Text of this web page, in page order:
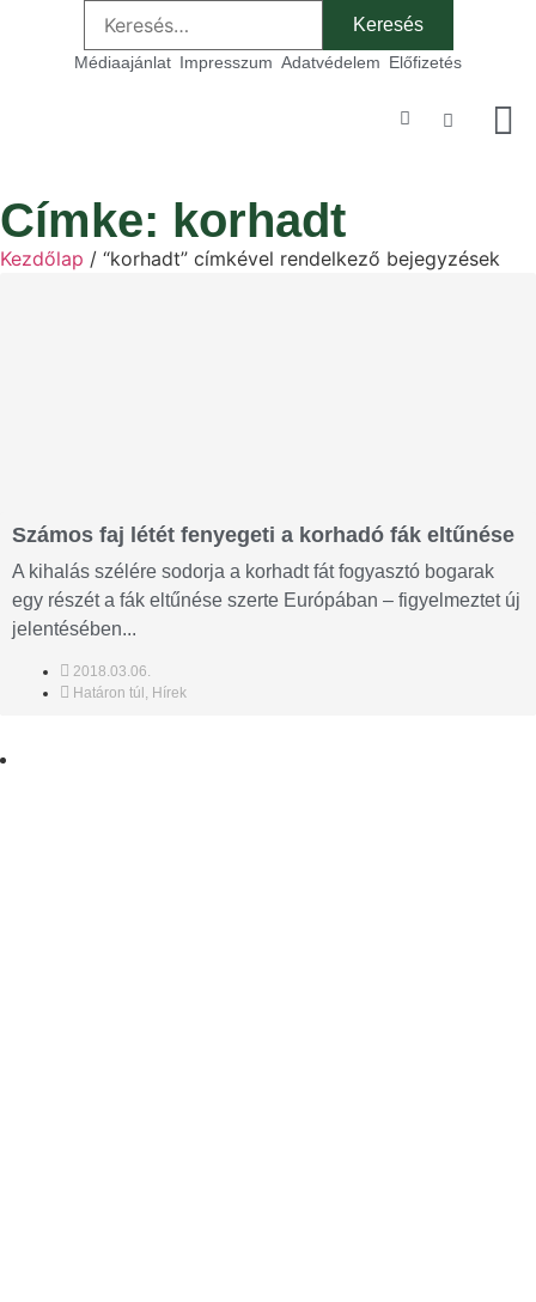
Médiaajánlat Impresszum Adatvédelem Előfizetés
Címke: korhadt
Kezdőlap / “korhadt” címkével rendelkező bejegyzések
Számos faj létét fenyegeti a korhadó fák eltűnése
A kihalás szélére sodorja a korhadt fát fogyasztó bogarak
egy részét a fák eltűnése szerte Európában – figyelmeztet új
jelentésében...
2018.03.06.
Határon túl , Hírek